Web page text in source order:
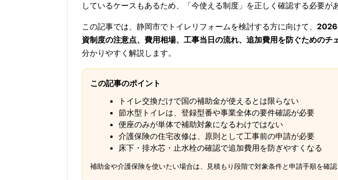
しているケースもあるため、「今使える制度」を正しく確認する必要が
この記事では、静岡市でトイレリフォームを検討する方に向けて、 2026
資制度の注意点、費用相場、工事当日の流れ、追加費用を防ぐためのチ
分かりやすく解説します。
この記事のポイント
トイレ交換だけで国の補助金が使えるとは限らない
節水型トイレは、登録型番や事業全体の要件確認が必要
便座のみが単体で補助対象になるわけではない
介護保険の住宅改修は、原則として工事前の申請が必要
床下・排水芯・止水栓の確認で追加費用を防ぎやすくなる
補助金や介護保険を使いたい場合は、見積もり段階で対象条件と申請手順を確認